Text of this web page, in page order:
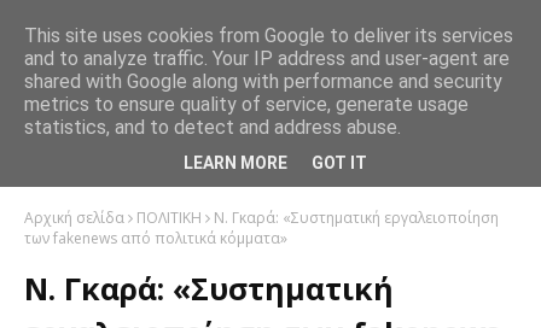
Αρχική σελίδα ΠΟΛΙΤΙΚΗ
Ν. Γκαρά: «Συστηματική εργαλειοποίηση
των fakenews από πολιτικά κόμματα»
Ν. Γκαρά: «Συστηματική
This site uses cookies from Google to deliver its services
and to analyze traffic. Your IP address and user-agent are
shared with Google along with performance and security
metrics to ensure quality of service, generate usage
statistics, and to detect and address abuse.
LEARN MORE GOT IT